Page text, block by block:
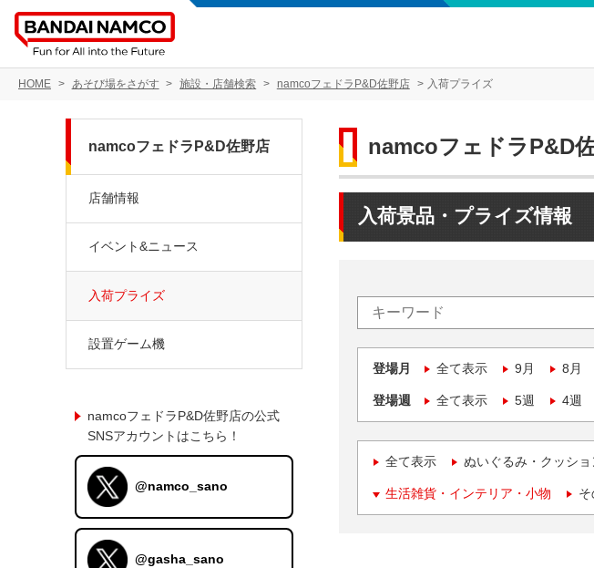
HOME あそび場をさがす 施設・店舗検索 namcoフェドラP&D佐野店 入荷プライズ
namcoフェドラP&D
入荷景品・プライズ情報
登場月 全て表示 9月 8月
登場週 全て表示 5週 4週
全て表示 ぬいぐるみ・クッショ
生活雑貨・インテリア・小物
namcoフェドラP&D佐野店
店舗情報
イベント&ニュース
入荷プライズ
設置ゲーム機
namcoフェドラP&D佐野店の公式
SNSアカウントはこちら！
@namco_sano
@gasha_sano